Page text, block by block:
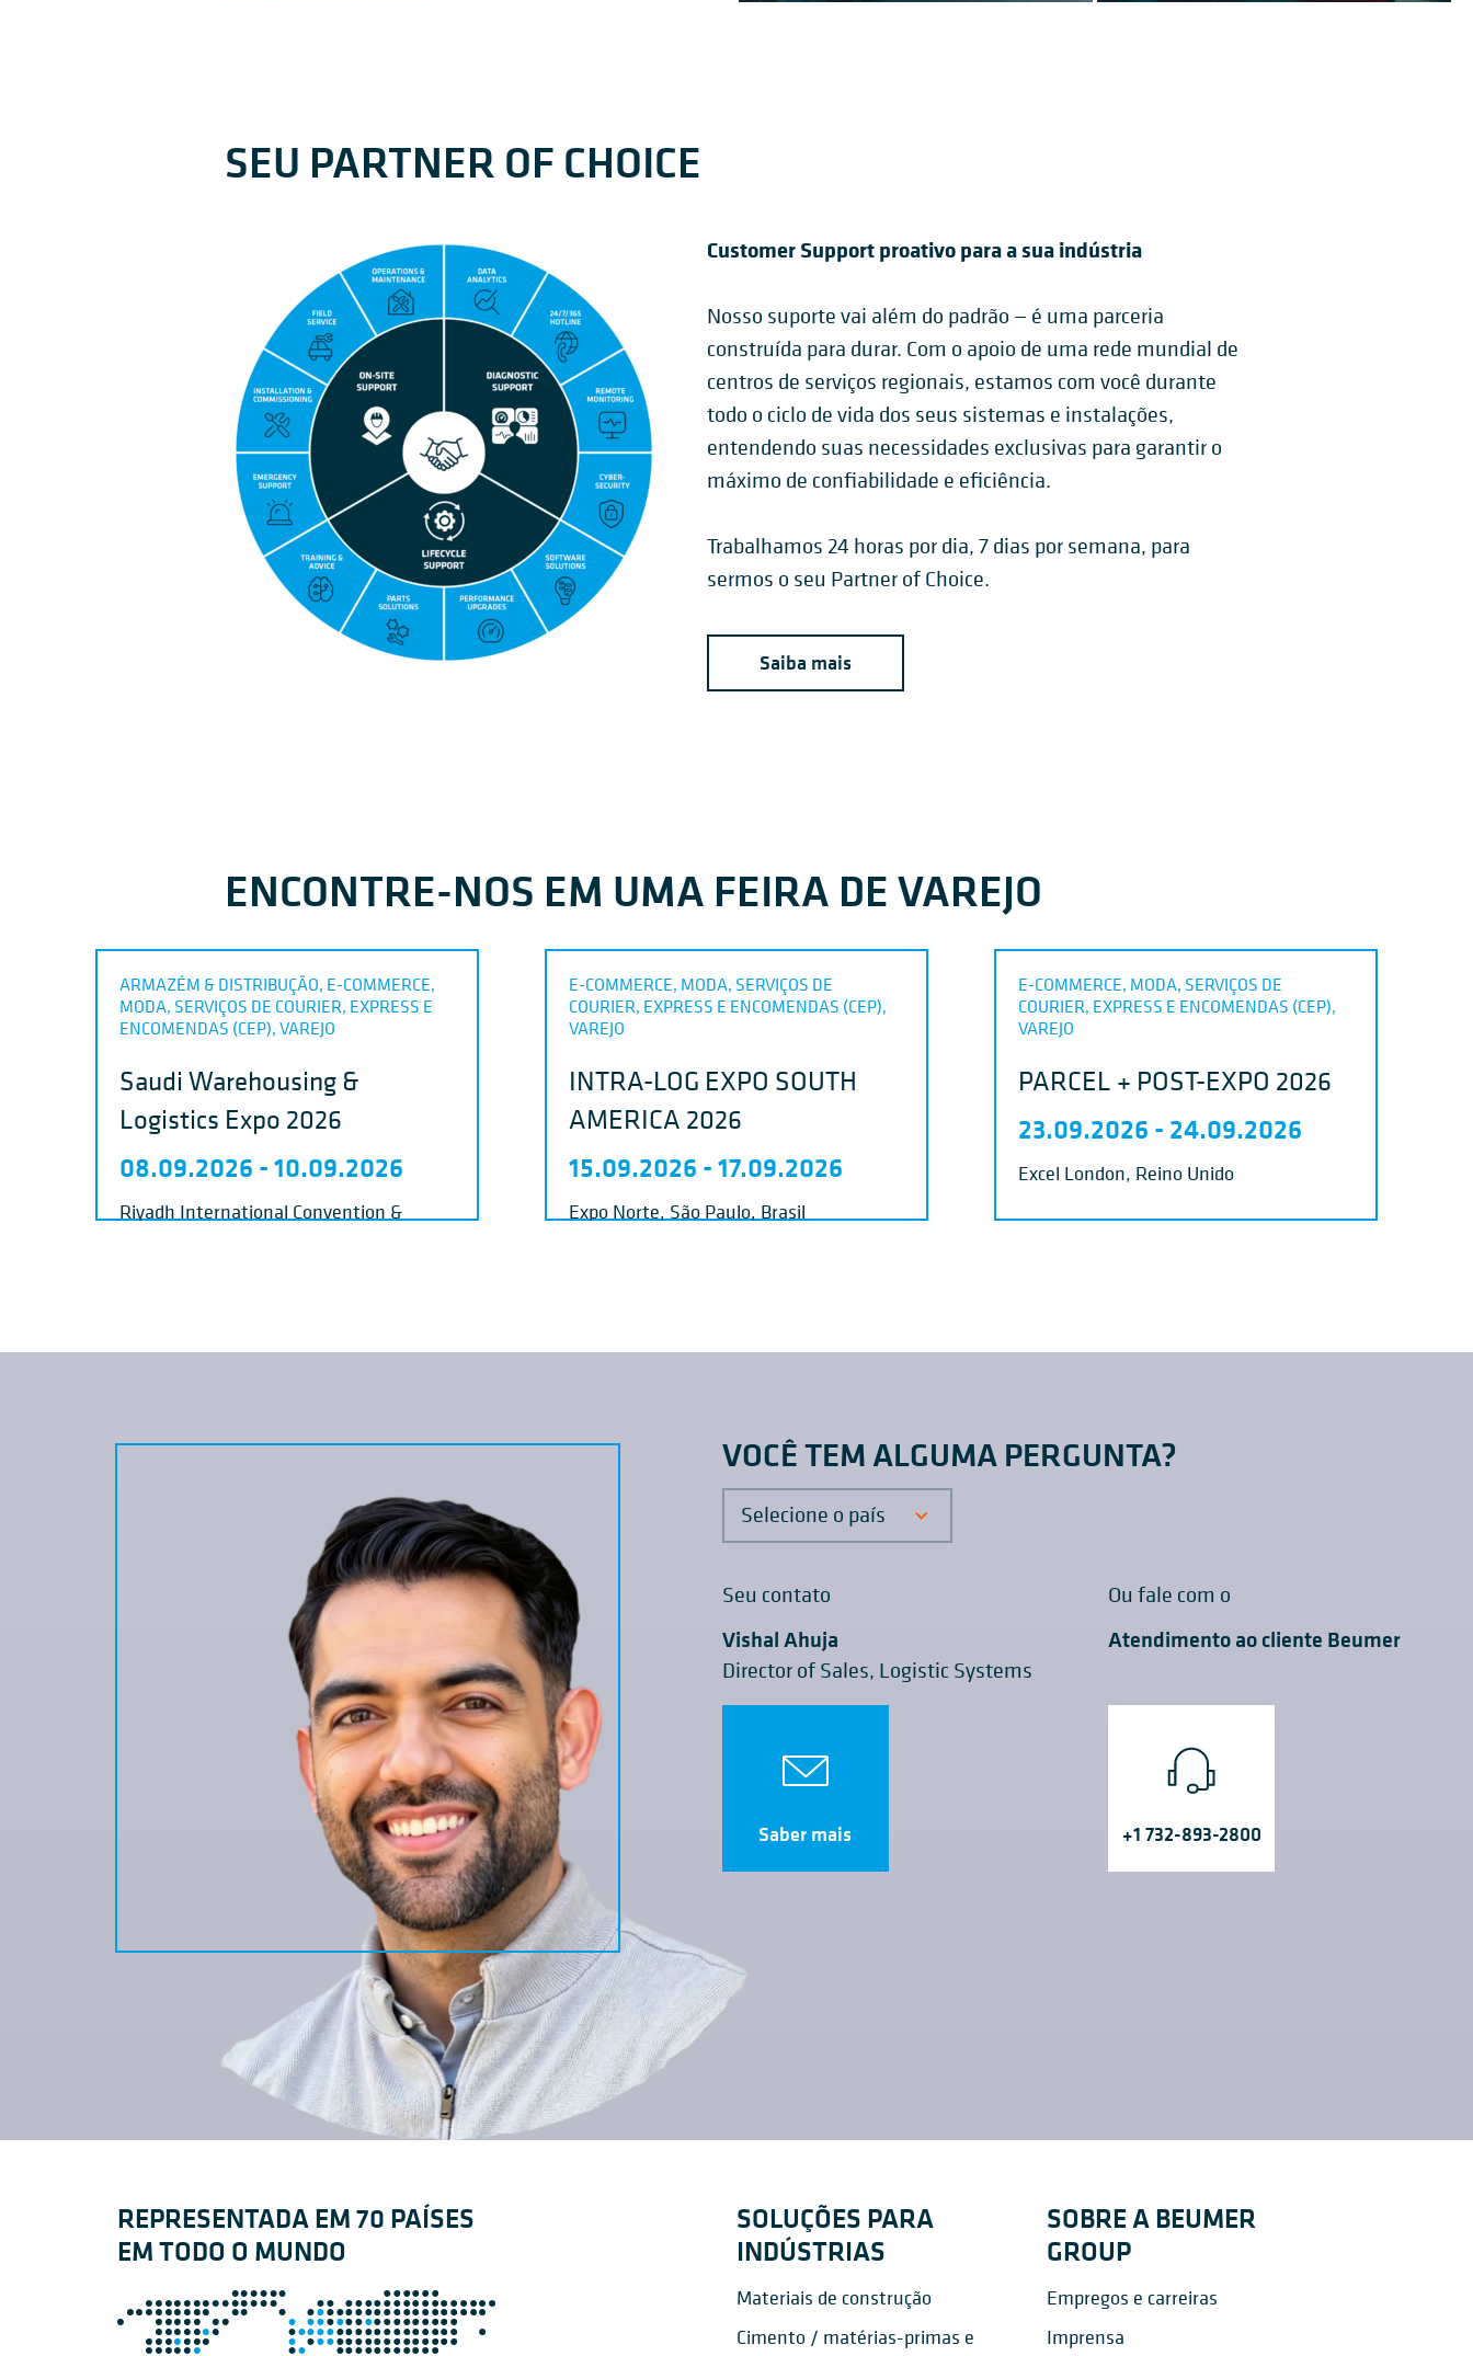
SEU PARTNER OF CHOICE
Customer Support proativo para a sua indústria
Nosso suporte vai além do padrão — é uma parceria
construída para durar. Com o apoio de uma rede mundial de
centros de serviços regionais, estamos com você durante
todo o ciclo de vida dos seus sistemas e instalações,
entendendo suas necessidades exclusivas para garantir o
máximo de confiabilidade e eficiência.
Trabalhamos 24 horas por dia, 7 dias por semana, para
sermos o seu Partner of Choice.
Saiba mais
ENCONTRE-NOS EM UMA FEIRA DE VAREJO
ARMAZÉM & DISTRIBUÇÃO, E-COMMERCE,
MODA, SERVIÇOS DE COURIER, EXPRESS E
ENCOMENDAS (CEP), VAREJO
Saudi Warehousing &
Logistics Expo 2026
08.09.2026 -10.09.2026
Riyadh International Convention &
E-COMMERCE, MODA, SERVIÇOS DE
COURIER, EXPRESS E ENCOMENDAS (CEP),
VAREJO
INTRA-LOG EXPO SOUTH
AMERICA 2026
15.09.2026 -17.09.2026
Expo Norte, São Paulo, Brasil
E-COMMERCE, MODA, SERVIÇOS DE
COURIER, EXPRESS E ENCOMENDAS (CEP),
VAREJO
PARCEL + POST-EXPO 2026
23.09.2026 - 24.09.2026
Excel London, Reino Unido
VOCÊ TEM ALGUMA PERGUNTA?
Selecione o país
Seu contato
Vishal Ahuja
Director of Sales, Logistic Systems
Saber mais
Ou fale com o
Atendimento ao cliente Beumer
+1 732-893-2800
REPRESENTADA EM 70 PAÍSES
EM TODO O MUNDO
SOLUÇÕES PARA
INDÚSTRIAS
Materiais de construção
Cimento / matérias-primas e
SOBRE A BEUMER
GROUP
Empregos e carreiras
Imprensa